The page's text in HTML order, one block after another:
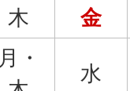
木
金
月・
水